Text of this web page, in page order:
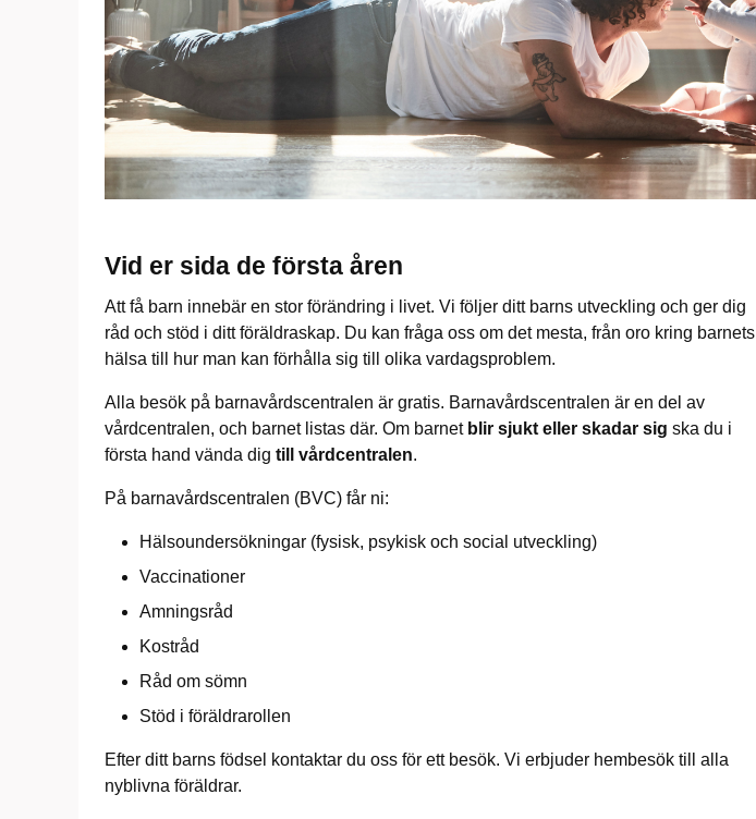
Vid er sida de första åren
Att få barn innebär en stor förändring i livet. Vi följer ditt barns utveckling och ger dig
råd och stöd i ditt föräldraskap. Du kan fråga oss om det mesta, från oro kring barnets
hälsa till hur man kan förhålla sig till olika vardagsproblem.
Alla besök på barnavårdscentralen är gratis. Barnavårdscentralen är en del av
vårdcentralen, och barnet listas där. Om barnet blir sjukt eller skadar sig ska du i
första hand vända dig till vårdcentralen.
På barnavårdscentralen (BVC) får ni:
Hälsoundersökningar (fysisk, psykisk och social utveckling)
Vaccinationer
Amningsråd
Kostråd
Råd om sömn
Stöd i föräldrarollen
Efter ditt barns födsel kontaktar du oss för ett besök. Vi erbjuder hembesök till alla
nyblivna föräldrar.